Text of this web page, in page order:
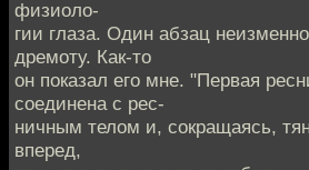
физиоло-
гии глаза. Один абзац
дремоту. Как-то
он показал его мне. "Первая
соединена с рес-
ничным телом и, сокращаясь,
вперед,